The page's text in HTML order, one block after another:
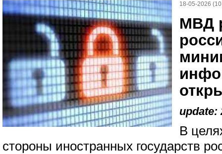
18-05-2026
МВД
update:
В
стороны иностранных государств